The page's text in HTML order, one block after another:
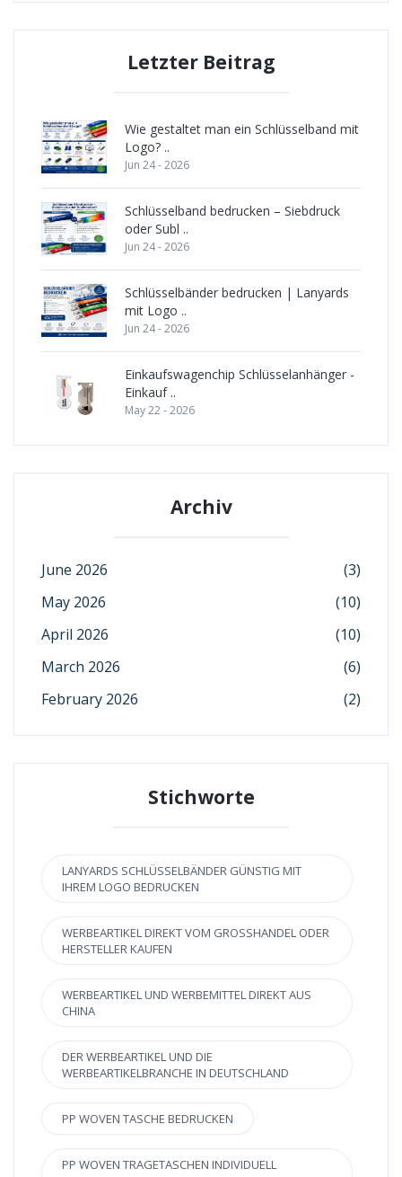
Letzter Beitrag
Wie gestaltet man ein Schlüsselband mit
Logo? ..
Jun 24 - 2026
Schlüsselband bedrucken – Siebdruck
oder Subl ..
Jun 24 - 2026
Schlüsselbänder bedrucken | Lanyards
mit Logo ..
Jun 24 - 2026
Einkaufswagenchip Schlüsselanhänger -
Einkauf ..
May 22 - 2026
Archiv
June 2026
(3)
May 2026
(10)
April 2026
(10)
March 2026
(6)
February 2026
(2)
Stichworte
LANYARDS SCHLÜSSELBÄNDER GÜNSTIG MIT
IHREM LOGO BEDRUCKEN
WERBEARTIKEL DIREKT VOM GROSSHANDEL ODER H
ERSTELLER KAUFEN
WERBEARTIKEL UND WERBEMITTEL DIREKT AUS
CHINA
DER WERBEARTIKEL UND DIE
WERBEARTIKELBRANCHE IN DEUTSCHLAND
PP WOVEN TASCHE BEDRUCKEN
PP WOVEN TRAGETASCHEN INDIVIDUELL